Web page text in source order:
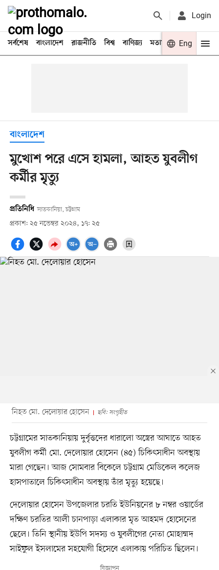
Login
সর্বশেষ বাংলাদেশ রাজনীতি বিশ্ব বাণিজ্য মতামত খেলা
Eng
বাংলাদেশ
মুখোশ পরে এসে হামলা, আহত যুবলীগ
কর্মীর মৃত্যু
প্রতিনিধি সাতকানিয়া, চট্টগ্রাম
প্রকাশ: ২৫ নভেম্বর ২০২৪, ১৭: ২৫
নিহত মো. দেলোয়ার হোসেন ছবি: সংগৃহীত
চট্টগ্রামের সাতকানিয়ায় দুর্বৃত্তদের ধারালো অস্ত্রের আঘাতে আহত
যুবলীগ কর্মী মো. দেলোয়ার হোসেন (৪৫) চিকিৎসাধীন অবস্থায়
মারা গেছেন। আজ সোমবার বিকেলে চট্টগ্রাম মেডিকেল কলেজ
হাসপাতালে চিকিৎসাধীন অবস্থায় তাঁর মৃত্যু হয়েছে।
দেলোয়ার হোসেন উপজেলার চরতি ইউনিয়নের ৮ নম্বর ওয়ার্ডের
দক্ষিণ চরতির আলী চানপাড়া এলাকার মৃত আহমদ হোসেনের
ছেলে। তিনি স্থানীয় ইউপি সদস্য ও যুবলীগের নেতা মোহাম্মদ
সাইফুল ইসলামের সহযোগী হিসেবে এলাকায় পরিচিত ছিলেন।